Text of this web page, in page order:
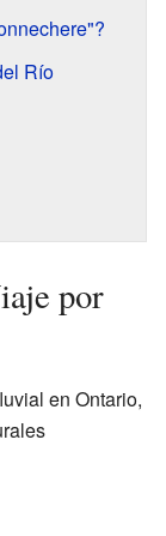
Río
por
en Ontario,